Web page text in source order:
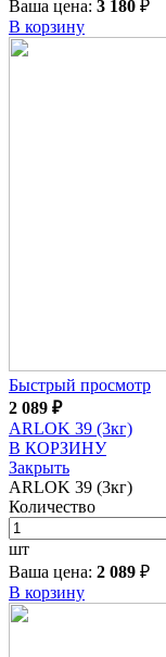
Ваша цена: 3 180 ₽
В корзину
Быстрый просмотр
2 089 ₽
ARLOK 39 (3кг)
В КОРЗИНУ
Закрыть
ARLOK 39 (3кг)
Количество
шт
Ваша цена: 2 089 ₽
В корзину